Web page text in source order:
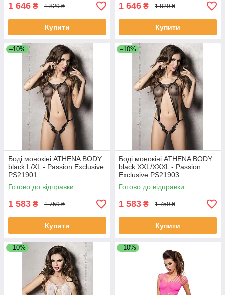
1 646 ₴ 1 829 ₴
Купити
1 646 ₴ 1 829 ₴
Купити
–10%
Боді монокіні ATHENA BODY
black L/XL - Passion Exclusive
PS21901
Готово до відправки
1 583 ₴ 1 759 ₴
Купити
–10%
Боді монокіні ATHENA BODY
black XXL/XXXL - Passion
Exclusive PS21903
Готово до відправки
1 583 ₴ 1 759 ₴
Купити
–10% –10%